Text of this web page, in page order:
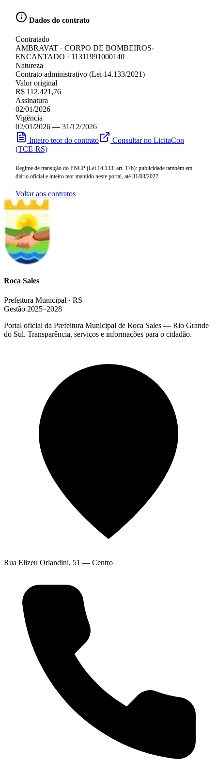
Dados do contrato
Contratado
AMBRAVAT - CORPO DE BOMBEIROS-
ENCANTADO · 11311991000140
Natureza
Contrato administrativo (Lei 14.133/2021)
Valor original
R$ 112.421,76
Assinatura
02/01/2026
Vigência
02/01/2026 — 31/12/2026
Inteiro teor do contrato
Consultar no LicitaCon
(TCE-RS)
Regime de transição do PNCP (Lei 14.133, art. 176): publicidade também em
diário oficial e inteiro teor mantido neste portal, até 31/03/2027.
Voltar aos contratos
Roca Sales
Prefeitura Municipal · RS
Gestão 2025–2028
Portal oficial da Prefeitura Municipal de Roca Sales — Rio Grande
do Sul. Transparência, serviços e informações para o cidadão.
Rua Elizeu Orlandini, 51 — Centro